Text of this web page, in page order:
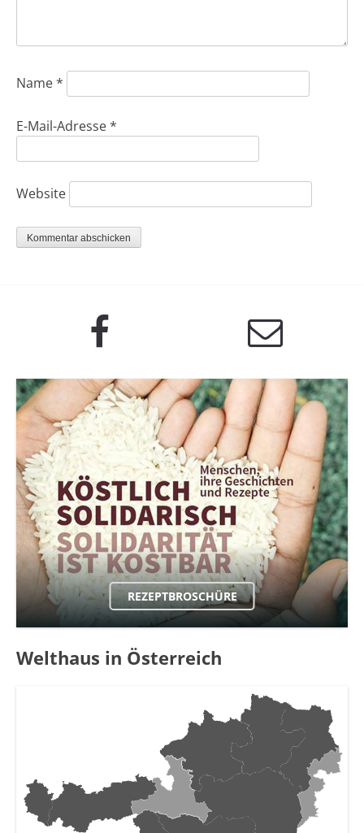
Name*
E-Mail-Adresse*
Website
REZEPTBROSCHÜRE
Welthaus in Österreich